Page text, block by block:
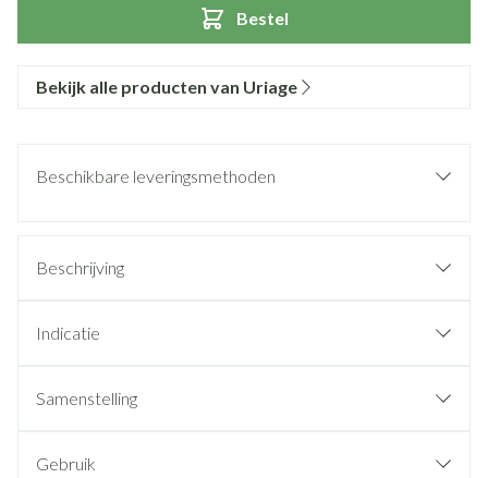
Bestel
Bekijk alle producten van Uriage
Beschikbare leveringsmethoden
Beschrijving
Indicatie
Samenstelling
Gebruik